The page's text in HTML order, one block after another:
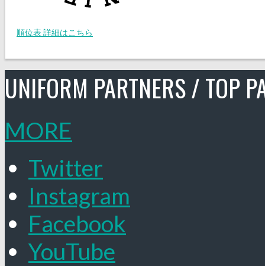
順位表 詳細はこちら
UNIFORM PARTNERS / TOP
MORE
Twitter
Instagram
Facebook
YouTube